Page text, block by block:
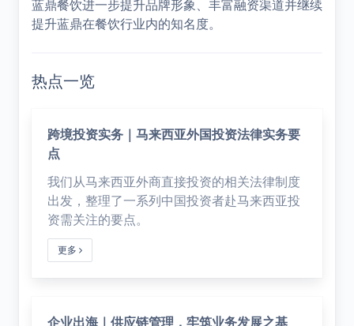
蓝鼎餐饮进一步提升品牌形象、丰富融资渠道并继续
提升蓝鼎在餐饮行业内的知名度。
热点一览
跨境投资实务｜马来西亚外国投资法律实务要
点
我们从马来西亚外商直接投资的相关法律制度
出发，整理了一系列中国投资者赴马来西亚投
资需关注的要点。
更多
企业出海｜供应链管理，牢筑业务发展之基